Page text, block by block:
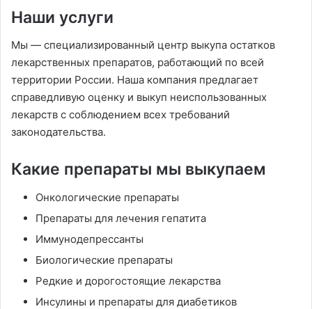
Наши услуги
Мы — специализированный центр выкупа остатков
лекарственных препаратов, работающий по всей
территории России. Наша компания предлагает
справедливую оценку и выкуп неиспользованных
лекарств с соблюдением всех требований
законодательства.
Какие препараты мы выкупаем
Онкологические препараты
Препараты для лечения гепатита
Иммунодепрессанты
Биологические препараты
Редкие и дорогостоящие лекарства
Инсулины и препараты для диабетиков